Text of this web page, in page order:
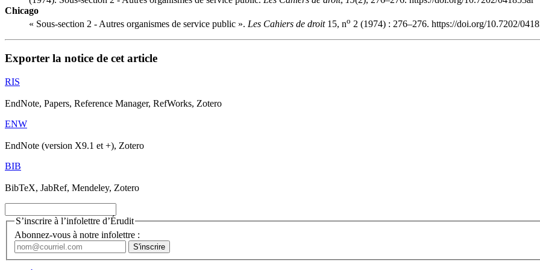
Chicago
« Sous-section 2 - Autres organismes de service public ». Les Cahiers de droit15, no 2 (1974) : 276–276. https://doi.org/10.7202/
Exporter la notice de cet article
RIS
EndNote, Papers, Reference Manager, RefWorks, Zotero
ENW
EndNote (version X9.1 et +), Zotero
BIB
BibTeX, JabRef, Mendeley, Zotero
S’inscrire à l’infolettre d’Érudit
Abonnez-vous à notre infolettre :